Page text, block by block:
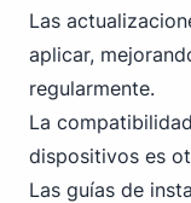
Las
aplicar,
regularmente.
La
dispositivos es
Las guías de